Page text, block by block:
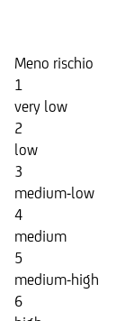
Meno rischio
1
very low
2
low
3
medium-low
4
medium
5
medium-high
6